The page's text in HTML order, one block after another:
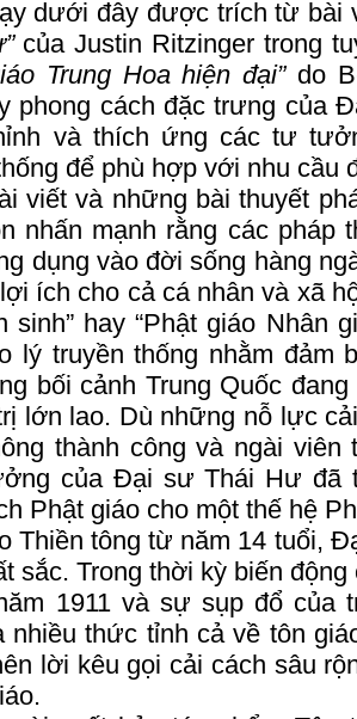
dưới đây được trích từ bài
của Justin Ritzinger trong
Trung Hoa hiện đại” do
phong cách đặc trưng của
và thích ứng các tư
để phù hợp với nhu cầu
viết và những bài thuyết
nhấn mạnh rằng các pháp
dụng vào đời sống hàng
ích cho cả cá nhân và xã
sinh” hay “Phật giáo Nhân
lý truyền thống nhằm đảm
bối cảnh Trung Quốc
lớn lao. Dù những nỗ lực
thành công và ngài viên
của Đại sư Thái Hư đã
Phật giáo cho một thế hệ
Thiền tông từ năm 14 tuổi,
sắc. Trong thời kỳ biến
1911 và sự sụp đổ của
nhiều thức tỉnh cả về tôn
lời kêu gọi cải cách sâu